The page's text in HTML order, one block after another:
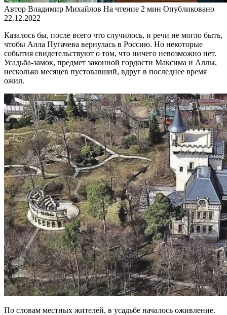
Автор Владимир Михайлов На чтение 2 мин Опубликовано
22.12.2022
Казалось бы, после всего что случилось, и речи не могло быть,
чтобы Алла Пугачева вернулась в Россию. Но некоторые
события свидетельствуют о том, что ничего невозможно нет.
Усадьба-замок, предмет законной гордости Максима и Аллы,
несколько месяцев пустовавший, вдруг в последнее время
ожил.
По словам местных жителей, в усадьбе началось оживление.